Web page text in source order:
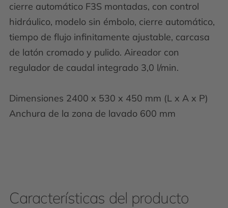
cierre automático F3S montadas, con control
hidráulico, modelo sin émbolo, cierre automático,
tiempo de flujo infinitamente ajustable, carcasa
de latón cromado y pulido. Aireador con
regulador de caudal integrado 3,0 l/min.
Dimensiones 2400 x 530 x 450 mm (L x A x P)
Anchura de la zona de lavado 600 mm
Características del producto